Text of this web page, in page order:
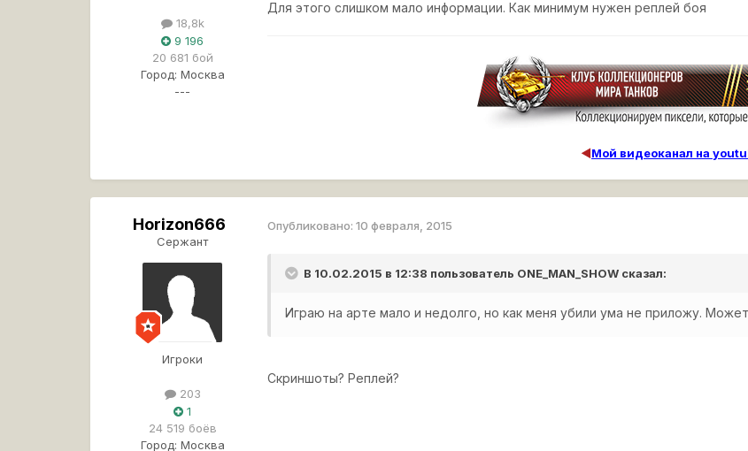
18,8k
9 196
20 681 бой
Город: Москва
---
Для этого слишком мало информации. Как минимум нужен реплей боя
◄Мой видеоканал на
Horizon666
Сержант
Игроки
203
1
24 519 боёв
Город: Москва
Опубликовано:10 февраля, 2015
В 10.02.2015 в 12:38 пользователь ONE_MAN_SHOW сказал:
Играю на арте мало и недолго, но как меня убили ума не приложу. Может
Скриншоты? Реплей?